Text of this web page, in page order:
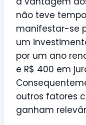
não teve
manifestar-se
um
por um ano
e R$ 400 em
outros fatores
ganham